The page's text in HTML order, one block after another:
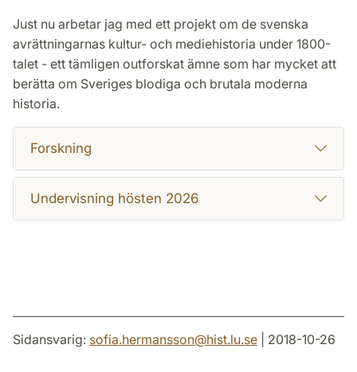
Just nu arbetar jag med ett projekt om de svenska
avrättningarnas kultur- och mediehistoria under 1800-
talet - ett tämligen outforskat ämne som har mycket att
berätta om Sveriges blodiga och brutala moderna
historia.
Forskning
Undervisning hösten 2026
Sidansvarig: sofia.hermansson@hist.lu.se | 2018-10-26